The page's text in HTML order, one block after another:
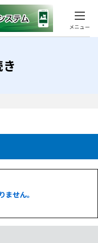
メニュー
ません。